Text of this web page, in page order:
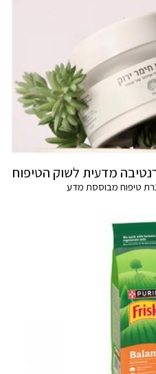
טיפוח מבוססת מדע